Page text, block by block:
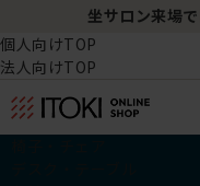
坐サロン来場で
個人向けTOP
法人向けTOP